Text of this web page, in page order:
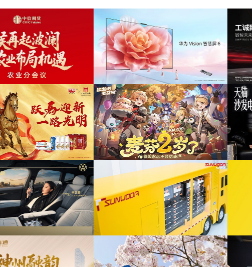
为华为Vision智慧屏6鸿蒙智家技术发布会精
华剪项目提供音乐版权
为ABB FE同济大学校园行活动花絮提供音乐
版权
为《出发吧麦芬》2周年活动提供音乐版权
为2026天猫沙发电影节xELLEDECO回顾项
目提供音乐版权